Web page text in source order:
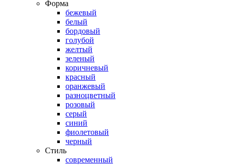
Форма
бежевый
белый
бордовый
голубой
желтый
зеленый
коричневый
красный
оранжевый
разноцветный
розовый
серый
синий
фиолетовый
черный
Стиль
современный